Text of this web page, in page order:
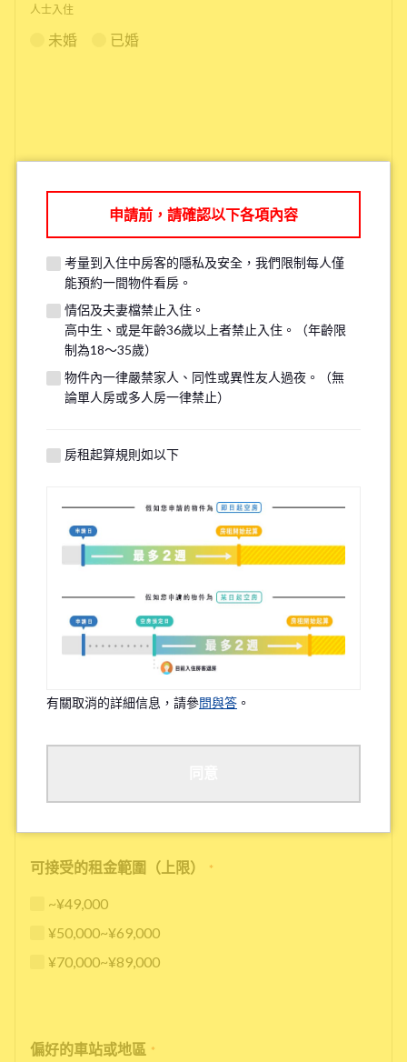
人士入住
未婚 已婚
根據您的需求，我們可能會推薦您其
他更適合的物件。
考量現有住戶的安全與隱私，每人原則上僅限參觀一間物件。
若您的需求與其他物件匹配，我們將在看房前線上諮詢時提供
額外選項，請填寫下方資訊以供參考。
上學或上班的便利性
周邊環境
語言環境
Share House內的頻繁互動程度
物件設備的新舊程度
可接受的租金範圍（上限） *
~¥49,000
¥50,000~¥69,000
¥70,000~¥89,000
偏好的車站或地區 *
申請前，請確認以下各項內容
考量到入住中房客的隱私及安全，我們限制每人僅
能預約一間物件看房。
情侶及夫妻檔禁止入住。
高中生、或是年齡36歲以上者禁止入住。（年齡限
制為18～35歲）
物件內一律嚴禁家人、同性或異性友人過夜。（無
論單人房或多人房一律禁止）
房租起算規則如以下
有關取消的詳細信息，請參問與答 。